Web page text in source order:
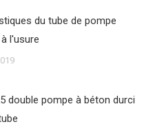
du tube de pompe
l'usure
double pompe à béton durci